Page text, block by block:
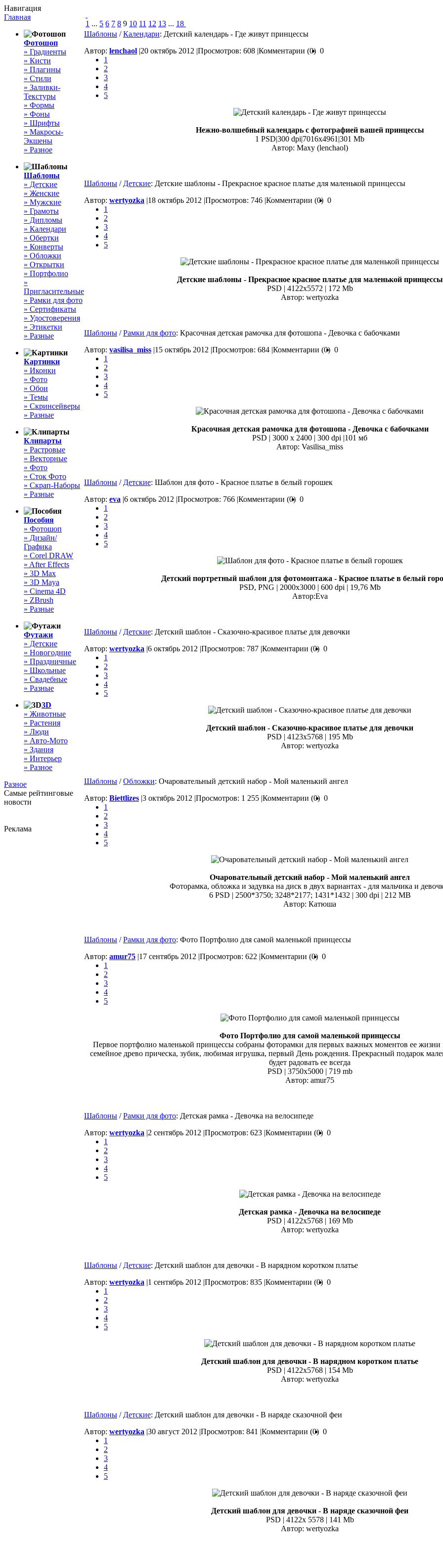
Навигация
Главная
Фотошоп
» Градиенты
» Кисти
» Плагины
» Стили
» Заливки-
Текстуры
» Формы
» Фоны
» Шрифты
» Макросы-
Экшены
» Разное
Шаблоны
» Детские
» Женские
» Мужские
» Грамоты
» Дипломы
» Календари
» Обертки
» Конверты
» Обложки
» Открытки
» Портфолио
»
Пригласительные
» Рамки для фото
» Сертификаты
» Удостоверения
» Этикетки
» Разные
Картинки
» Иконки
» Фото
» Обои
» Темы
» Скринсейверы
» Разные
Клипарты
» Растровые
» Векторные
» Фото
» Сток Фото
» Скрап-Наборы
» Разные
Пособия
» Фотошоп
» Дизайн/
Графика
» Corel DRAW
» After Effects
» 3D Max
» 3D Maya
» Cinema 4D
» ZBrush
» Разные
Футажи
» Детские
» Новогодние
» Праздничные
» Школьные
» Свадебные
» Разные
3D
» Животные
» Растения
» Люди
» Авто-Мото
» Здания
» Интерьер
» Разное
Разное
Самые рейтинговые
новости
Реклама
1 ... 5 6 7 8 9 10 11 12 13 ... 18
Шаблоны /Календари: Детский календарь - Где живут принцессы
Автор: lenchaol |20 октябрь 2012 |Просмотров: 608 |Комментарии (0) 0
1
2
3
4
5
Нежно-волшебный календарь с фотографией вашей принцессы
1 PSD|300 dpi|7016x4961|301 Mb
Автор: Maxy (lenchaol)
Шаблоны / Детские: Детские шаблоны - Прекрасное красное платье для маленькой принцессы
Автор: wertyozka |18 октябрь 2012 |Просмотров: 746 |Комментарии (0) 0
1
2
3
4
5
Детские шаблоны - Прекрасное красное платье для маленькой принцессы
PSD | 4122x5572 | 172 Mb
Автор: wertyozka
Шаблоны /Рамки для фото: Красочная детская рамочка для фотошопа - Девочка с бабочками
Автор: vasilisa_miss |15 октябрь 2012 |Просмотров: 684 |Комментарии (0) 0
1
2
3
4
5
Красочная детская рамочка для фотошопа - Девочка с бабочками
PSD | 3000 х 2400 | 300 dpi |101 мб
Автор: Vasilisa_miss
Шаблоны / Детские: Шаблон для фото - Красное платье в белый горошек
Автор: eva |6 октябрь 2012 |Просмотров: 766 |Комментарии (0) 0
1
2
3
4
5
Детский портретный шаблон для фотомонтажа - Красное платье в белый
PSD, PNG | 2000x3000 | 600 dpi | 19,76 Mb
Автор:Eva
Шаблоны / Детские: Детский шаблон - Сказочно-красивое платье для девочки
Автор: wertyozka |6 октябрь 2012 |Просмотров: 787 |Комментарии (0) 0
1
2
3
4
5
Детский шаблон - Сказочно-красивое платье для девочки
PSD | 4123x5768 | 195 Mb
Автор: wertyozka
Шаблоны /Обложки: Очаровательный детский набор - Мой маленький ангел
Автор: Biettlizes |3 октябрь 2012 |Просмотров: 1 255 |Комментарии (0) 0
1
2
3
4
5
Очаровательный детский набор - Мой маленький ангел
Фоторамка, обложка и задувка на диск в двух вариантах - для мальчика и
6 PSD | 2500*3750; 3248*2177; 1431*1432 | 300 dpi | 212 MB
Автор: Катюша
Шаблоны /Рамки для фото: Фото Портфолио для самой маленькой принцессы
Автор: amur75 |17 сентябрь 2012 |Просмотров: 622 |Комментарии (0) 0
1
2
3
4
5
Фото Портфолио для самой маленькой принцессы
Первое портфолио маленькой принцессы собраны фоторамки для первых важных моментов ее
семейное древо прическа, зубик, любимая игрушка, первый День рождения. Прекрасный подарок
будет радовать ее всегда
PSD | 3750x5000 | 719 mb
Автор: amur75
Шаблоны /Рамки для фото: Детская рамка - Девочка на велосипеде
Автор: wertyozka |2 сентябрь 2012 |Просмотров: 623 |Комментарии (0) 0
1
2
3
4
5
Детская рамка - Девочка на велосипеде
PSD | 4122x5768 | 169 Mb
Автор: wertyozka
Шаблоны / Детские: Детский шаблон для девочки - В нарядном коротком платье
Автор: wertyozka |1 сентябрь 2012 |Просмотров: 835 |Комментарии (0) 0
1
2
3
4
5
Детский шаблон для девочки - В нарядном коротком платье
PSD | 4122x5768 | 154 Mb
Автор: wertyozka
Шаблоны / Детские: Детский шаблон для девочки - В наряде сказочной феи
Автор: wertyozka |30 август 2012 |Просмотров: 841 |Комментарии (0) 0
1
2
3
4
5
Детский шаблон для девочки - В наряде сказочной феи
PSD | 4122x 5578 | 141 Mb
Автор: wertyozka